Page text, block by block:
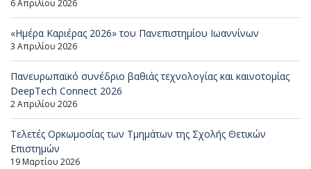
6 Απριλίου 2026
«Ημέρα Καριέρας 2026» του Πανεπιστημίου Ιωαννίνων
3 Απριλίου 2026
Πανευρωπαϊκό συνέδριο βαθιάς τεχνολογίας και καινοτομίας
DeepTech Connect 2026
2 Απριλίου 2026
Τελετές Ορκωμοσίας των Τμημάτων της Σχολής Θετικών
Επιστημών
19 Μαρτίου 2026